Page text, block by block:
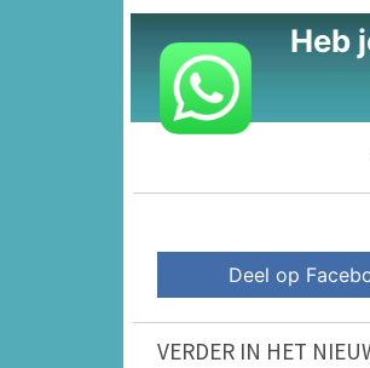
Heb
Deel op
VERDER IN HET